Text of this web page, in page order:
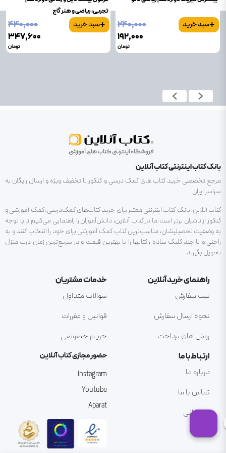
+سبد خرید
۲۴۰٬۰۰۰
۱۹۲٬۰۰۰
تومان
تجربی، ریاضی و هنر گاج
+سبد خرید
۴۴۰٬۰۰۰
۳۴۷٬۶۰۰
تومان
بانک کتاب اینترنتی کتاب آنلاین
مرجع تخصصی خرید کتاب های کمک درسی و کنکور با تخفیف ویژه و ارسال رایگان به
سراسر ایران
کتاب آنلاین، بانک کتاب اینترنتی معتبر برای خرید کتاب‌های کمک‌درسی ،کمک آموزشی و
کنکور از ناشران برتر است.ما در کتاب آنلاین، دانش‌آموزان را راهنمایی می‌کنیم تا با توجه
به وضعیت تحصیلیشان، مناسب‌ترین کتاب کمک آموزشی برای خود را انتخاب کنند و به
راحتی و با چند کلیک ساده ، کتابها را با بهترین قیمت و در سریع‌ترین زمان درب منزل
تحویل بگیرند.
راهنمای خرید آنلاین
ثبت سفارش
نحوه ارسال سفارش
روش های پرداخت
خدمات مشتریان
سوالات متداول
قوانین و مقررات
حریم خصوصی
ارتباط با ما
درباره ما
تماس با ما
پشتیبانی
حضور مجازی کتاب آنلاین
Instagram
Youtube
Aparat